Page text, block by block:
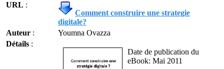
URL :
Comment construire une strategie
digitale?
Auteur :
Youmna Ovazza
Détails :
Date de publication du
eBook: Mai 2011